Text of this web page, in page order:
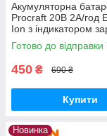
Акумуляторна
Procraft 20В 2А/год
Ion з індикатором
інструментів лінійки
Прокрафт 20В
Готово до відправки
450 ₴ 690 ₴
Купити
Новинка